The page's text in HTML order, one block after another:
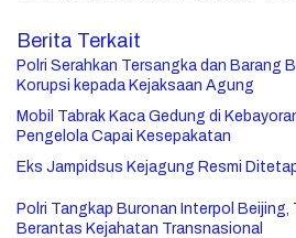
Berita Terkait
Polri Serahkan Tersangka dan Barang
Korupsi kepada Kejaksaan Agung
Mobil Tabrak Kaca Gedung di
Pengelola Capai Kesepakatan
Eks Jampidsus Kejagung Resmi
Polri Tangkap Buronan Interpol
Berantas Kejahatan Transnasional